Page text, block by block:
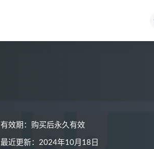
有效期：购买后永久有效
最近更新：2024年10月18日